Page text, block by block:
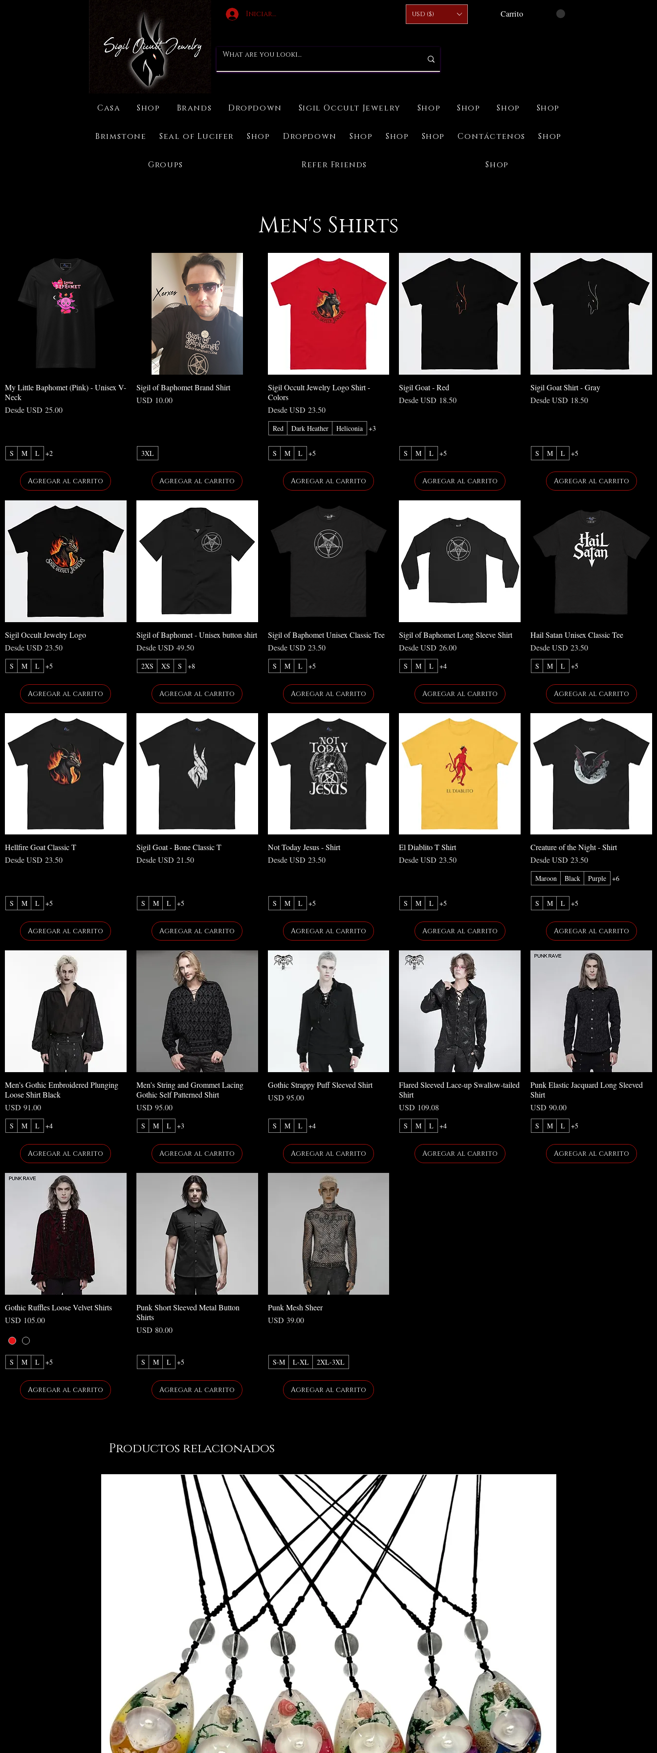
Iniciar sesión USD ($) Carrito
Casa Shop Brands Dropdown Sigil Occult Jewelry Shop Shop Shop Shop
Brimstone Seal of Lucifer Shop Dropdown Shop Shop Shop Contáctenos Shop
Groups Refer Friends Shop
Men's Shirts
My Little Baphomet (Pink) - Unisex V-
Neck
DesdeUSD 25.00
Precio de oferta
S M L +2
Agregar al carrito
Sigil of Baphomet Brand Shirt
Precio
USD 10.00
3XL
Agregar al carrito
Sigil Occult Jewelry Logo Shirt -
Colors
DesdeUSD 23.50
Precio de oferta
Red Dark Heather Heliconia +3
S M L +5
Agregar al carrito
Sigil Goat - Red
DesdeUSD 18.50
Precio de oferta
S M L +5
Agregar al carrito
Sigil Goat Shirt - Gray
DesdeUSD 18.50
Precio de oferta
S M L +5
Agregar al carrito
Sigil Occult Jewelry Logo
DesdeUSD 23.50
Precio de oferta
S M L +5
Agregar al carrito
Sigil of Baphomet - Unisex button shirt
DesdeUSD 49.50
Precio de oferta
2XS XS S +8
Agregar al carrito
Sigil of Baphomet Unisex Classic Tee
DesdeUSD 23.50
Precio de oferta
S M L +5
Agregar al carrito
Sigil of Baphomet Long Sleeve Shirt
DesdeUSD 26.00
Precio de oferta
S M L +4
Agregar al carrito
Hail Satan Unisex Classic Tee
DesdeUSD 23.50
Precio de oferta
S M L +5
Agregar al carrito
Hellfire Goat Classic T
DesdeUSD 23.50
Precio de oferta
S M L +5
Agregar al carrito
Sigil Goat - Bone Classic T
DesdeUSD 21.50
Precio de oferta
S M L +5
Agregar al carrito
Not Today Jesus - Shirt
DesdeUSD 23.50
Precio de oferta
S M L +5
Agregar al carrito
El Diablito T Shirt
DesdeUSD 23.50
Precio de oferta
S M L +5
Agregar al carrito
Creature of the Night - Shirt
DesdeUSD 23.50
Precio de oferta
Maroon Black Purple +6
S M L +5
Agregar al carrito
Men’s Gothic Embroidered Plunging
Loose Shirt Black
Precio
USD 91.00
S M L +4
Agregar al carrito
Men’s String and Grommet Lacing
Gothic Self Patterned Shirt
Precio
USD 95.00
S M L +3
Agregar al carrito
Gothic Strappy Puff Sleeved Shirt
Precio
USD 95.00
S M L +4
Agregar al carrito
Flared Sleeved Lace-up Swallow-tailed
Shirt
Precio
USD 109.08
S M L +4
Agregar al carrito
Punk Elastic Jacquard Long Sleeved
Shirt
Precio
USD 90.00
S M L +5
Agregar al carrito
Gothic Ruffles Loose Velvet Shirts
Precio
USD 105.00
S M L +5
Agregar al carrito
Punk Short Sleeved Metal Button
Shirts
Precio
USD 80.00
S M L +5
Agregar al carrito
Punk Mesh Sheer
Precio
USD 39.00
S-M L-XL 2XL-3XL
Agregar al carrito
Productos relacionados